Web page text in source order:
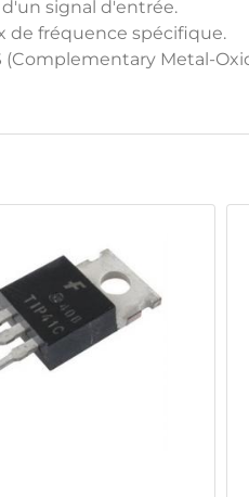
signal d'entrée.
de fréquence spécifique.
(Complementary Metal-